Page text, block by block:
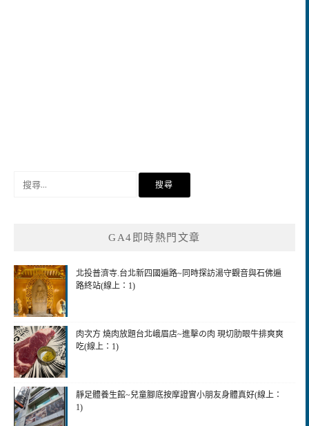
GA4即時熱門文章
北投普濟寺.台北新四國遍路~同時探訪湯守觀音與石佛遍
路終站(線上：1)
肉次方 燒肉放題台北峨眉店~進擊の肉 現切肋眼牛排爽爽
吃(線上：1)
靜足體養生館~兒童腳底按摩證實小朋友身體真好(線上：
1)